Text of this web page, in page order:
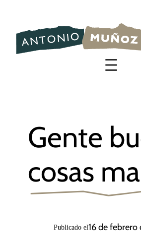
contenido
Gente
cosas
Publicado el16 de febrero